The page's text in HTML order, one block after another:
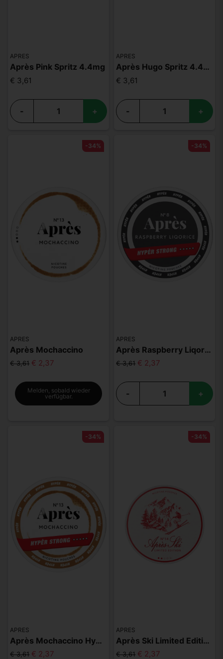
APRES
Après Pink Spritz 4.4mg
€ 3,61
- +
APRES
Après Hugo Spritz 4.4mg
€ 3,61
- +
APRES
Après Mochaccino
€ 3,61 € 2,37
Melden, sobald wieder
verfügbar.
-34%
APRES
Après Raspberry Liqorice Hyper Strong
€ 3,61 € 2,37
- +
-34%
APRES
Après Mochaccino Hyper Strong
€ 3,61 € 2,37
-34%
APRES
Après Ski Limited Edition
€ 3,61 € 2,37
-34%